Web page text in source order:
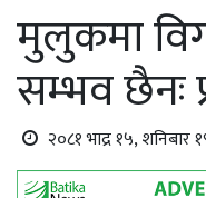
मुलुकमा
सम्भव छैनः
२०८१ भाद्र १५, शनिबार